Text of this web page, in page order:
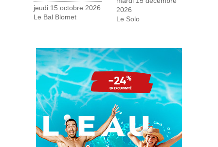
jeudi 15 octobre 2026
Le Bal Blomet
2026
Le Solo